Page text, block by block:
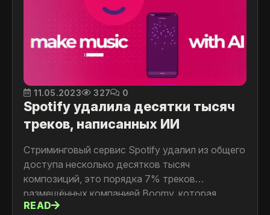
11.05.2023 327 0
Spotify удалила десятки тысяч
треков, написанных ИИ
Стриминговый сервис Spotify удалил из общего
доступа несколько десятков тысяч
композиций, это порядка 7% треков
размещённых компанией Boomy, которая
специализируется на генеративном
READ